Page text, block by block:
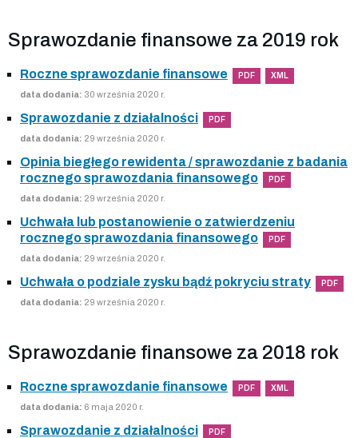
Sprawozdanie finansowe za 2019 rok
Roczne sprawozdanie finansowe PDF XML
data dodania: 30 września 2020 r.
Sprawozdanie z działalności PDF
data dodania: 29 września 2020 r.
Opinia biegłego rewidenta / sprawozdanie z badania
rocznego sprawozdania finansowego
PDF
data dodania: 29 września 2020 r.
Uchwała lub postanowienie o zatwierdzeniu
rocznego sprawozdania finansowego
PDF
data dodania: 29 września 2020 r.
Uchwała o podziale zysku bądź pokryciu straty PDF
data dodania: 29 września 2020 r.
Sprawozdanie finansowe za 2018 rok
Roczne sprawozdanie finansowe PDF XML
data dodania: 6 maja 2020 r.
Sprawozdanie z działalności PDF